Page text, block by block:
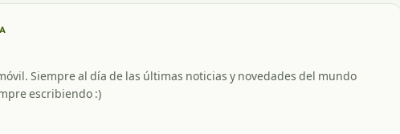
Siempre al día de las últimas noticias y novedades del mundo
escribiendo :)